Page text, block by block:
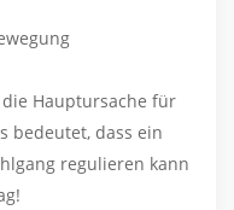
Hauptursache für
bedeutet, dass ein
regulieren kann